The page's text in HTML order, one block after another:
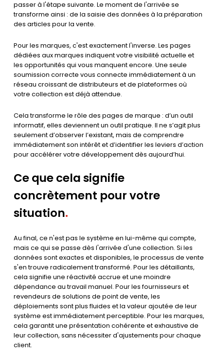
passer à l'étape suivante. Le moment de l'arrivée se
transforme ainsi : de la saisie des données à la préparation
des articles pour la vente.
Pour les marques, c'est exactement l'inverse. Les pages
dédiées aux marques indiquent votre visibilité actuelle et
les opportunités qui vous manquent encore. Une seule
soumission correcte vous connecte immédiatement à un
réseau croissant de distributeurs et de plateformes où
votre collection est déjà attendue.
Cela transforme le rôle des pages de marque : d’un outil
informatif, elles deviennent un outil pratique. Il ne s’agit plus
seulement d’observer l’existant, mais de comprendre
immédiatement son intérêt et d’identifier les leviers d’action
pour accélérer votre développement dès aujourd’hui.
Ce que cela signifie
concrètement pour votre
situation.
Au final, ce n'est pas le système en lui-même qui compte,
mais ce qui se passe dès l'arrivée d'une collection. Si les
données sont exactes et disponibles, le processus de vente
s'en trouve radicalement transformé. Pour les détaillants,
cela signifie une réactivité accrue et une moindre
dépendance au travail manuel. Pour les fournisseurs et
revendeurs de solutions de point de vente, les
déploiements sont plus fluides et la valeur ajoutée de leur
système est immédiatement perceptible. Pour les marques,
cela garantit une présentation cohérente et exhaustive de
leur collection, sans nécessiter d'ajustements pour chaque
client.